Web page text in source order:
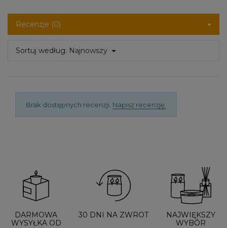
Recenzje (0)
Sortuj według: Najnowszy
Brak dostępnych recenzji. Napisz recenzję.
DARMOWA
WYSYŁKA OD
30 DNI NA ZWROT
NAJWIĘKSZY
WYBÓR